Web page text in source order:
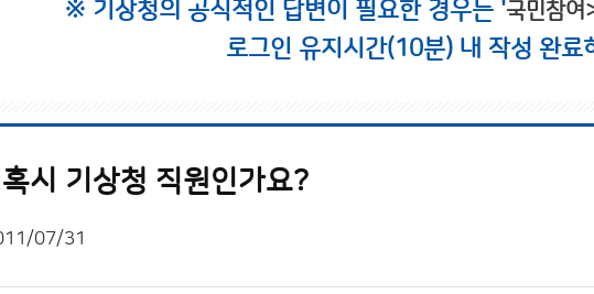
※ 기상청의 공식적인 답변이 필요한 경우는 '국민참여
로그인 유지시간(10분) 내 작성 완료
시 기상청 직원인가요?
07/31